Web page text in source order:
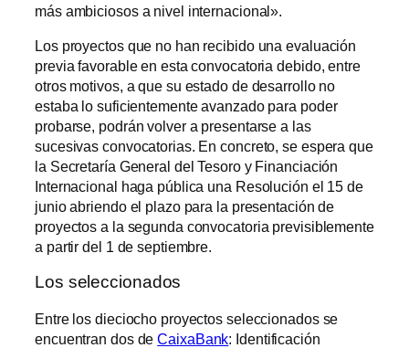
más ambiciosos a nivel internacional».
Los proyectos que no han recibido una evaluación
previa favorable en esta convocatoria debido, entre
otros motivos, a que su estado de desarrollo no
estaba lo suficientemente avanzado para poder
probarse, podrán volver a presentarse a las
sucesivas convocatorias. En concreto, se espera que
la Secretaría General del Tesoro y Financiación
Internacional haga pública una Resolución el 15 de
junio abriendo el plazo para la presentación de
proyectos a la segunda convocatoria previsiblemente
a partir del 1 de septiembre.
Los seleccionados
Entre los dieciocho proyectos seleccionados se
encuentran dos deCaixaBank: Identificación